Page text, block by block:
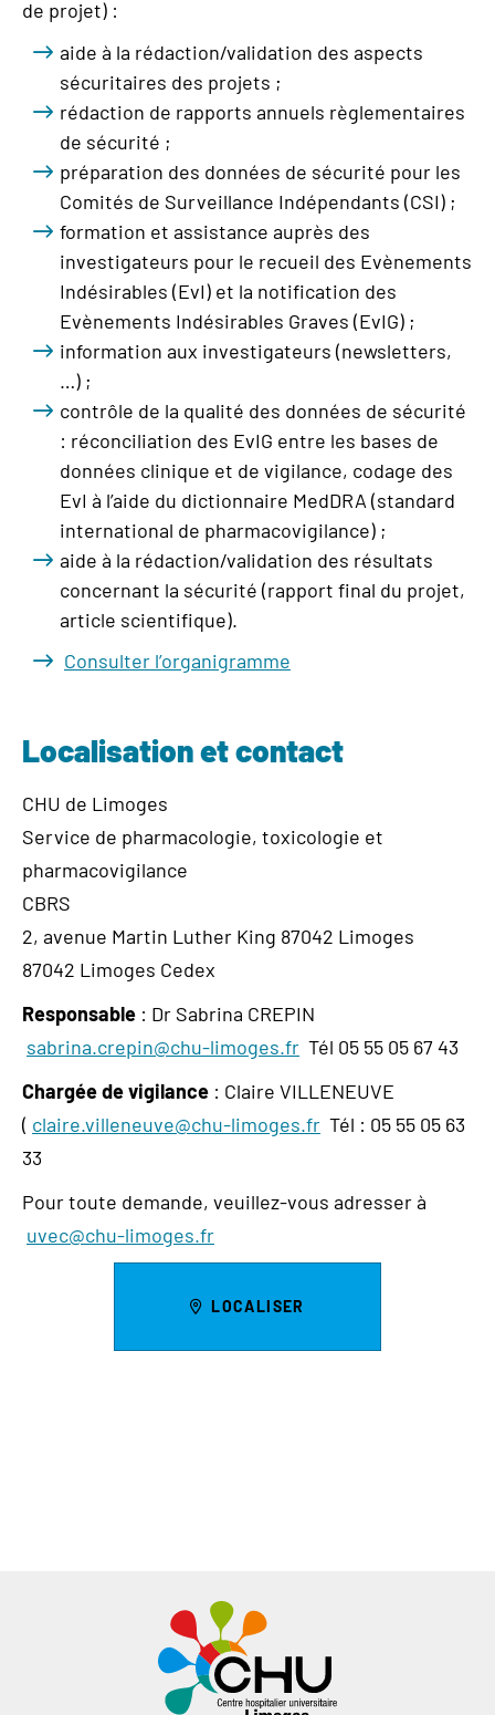
de projet) :
aide à la rédaction/validation des aspects
sécuritaires des projets ;
rédaction de rapports annuels règlementaires
de sécurité ;
préparation des données de sécurité pour les
Comités de Surveillance Indépendants (CSI) ;
formation et assistance auprès des
investigateurs pour le recueil des Evènements
Indésirables (EvI) et la notification des
Evènements Indésirables Graves (EvIG) ;
information aux investigateurs (newsletters,
…) ;
contrôle de la qualité des données de sécurité
: réconciliation des EvIG entre les bases de
données clinique et de vigilance, codage des
EvI à l’aide du dictionnaire MedDRA (standard
international de pharmacovigilance) ;
aide à la rédaction/validation des résultats
concernant la sécurité (rapport final du projet,
article scientifique).
Consulter l’organigramme
Localisation et contact
CHU de Limoges
Service de pharmacologie, toxicologie et
pharmacovigilance
CBRS
2, avenue Martin Luther King 87042 Limoges
87042 Limoges Cedex
Responsable : Dr Sabrina CREPIN
sabrina.crepin@chu-limoges.fr Tél 05 55 05 67 43
Chargée de vigilance : Claire VILLENEUVE
( claire.villeneuve@chu-limoges.fr Tél : 05 55 05 63
33
Pour toute demande, veuillez-vous adresser à
uvec@chu-limoges.fr
LOCALISER